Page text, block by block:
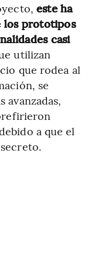
este ha
los prototipos
casi
utilizan
que rodea al
se
avanzadas,
a que el